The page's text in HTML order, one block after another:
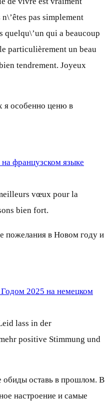
pas simplement
quelqu\’un qui a beaucoup
particulièrement un beau
tendrement. Joyeux
я особенно ценю в
французском языке
vœux pour la
bien fort.
в Новом году и
2025 на немецком
lass in der
positive Stimmung und
обиды оставь в прошлом. В
настроение и самые